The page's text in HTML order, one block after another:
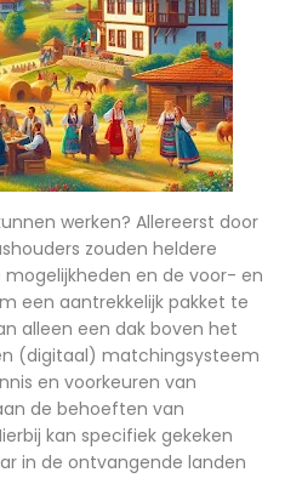
werken? Allereerst door
zouden heldere
en de voor- en
een aantrekkelijk pakket te
alleen een dak boven het
(digitaal) matchingsysteem
en voorkeuren van
de behoeften van
kan specifiek gekeken
in de ontvangende landen